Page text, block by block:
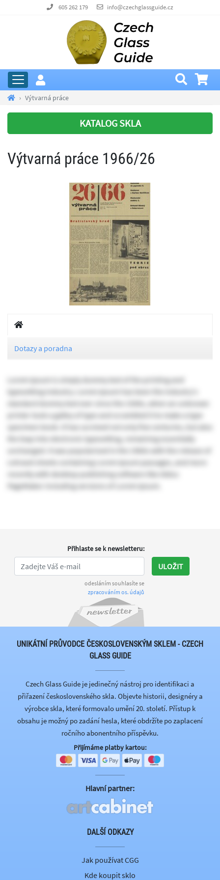
605 262 179 info@czechglassguide.cz
Výtvarná práce
KATALOG SKLA
Výtvarná práce 1966/26
Dotazy a poradna
Lorem Ipsum is simply dummy text of the printing and
typesetting industry. Lorem Ipsum has been the industry's
standard dummy text ever since the 1500s, when an unknown
printer took a galley of type and scrambled it to make a type
specimen book. It has survived not only five centuries, but also
the leap into electronic typesetting, remaining essentially
unchanged. It was popularised in the 1960s with the release of
Letraset sheets containing Lorem Ipsum passages, and more
recently with desktop publishing software like Aldus
PageMaker including versions of Lorem Ipsum.
Přihlaste se k newsletteru:
odesláním souhlasíte se
zpracováním os. údajů
ULOŽIT
UNIKÁTNÍ PRŮVODCE ČESKOSLOVENSKÝM SKLEM - CZECH
GLASS GUIDE
Czech Glass Guide je jedinečný nástroj pro identifikaci a
přiřazení československého skla. Objevte historii, designéry a
výrobce skla, které formovalo umění 20. století. Přístup k
obsahu je možný po zadání hesla, které obdržíte po zaplacení
ročního abonentního příspěvku.
Přijímáme platby kartou:
Hlavní partner:
DALŠÍ ODKAZY
Jak používat CGG
Kde koupit sklo